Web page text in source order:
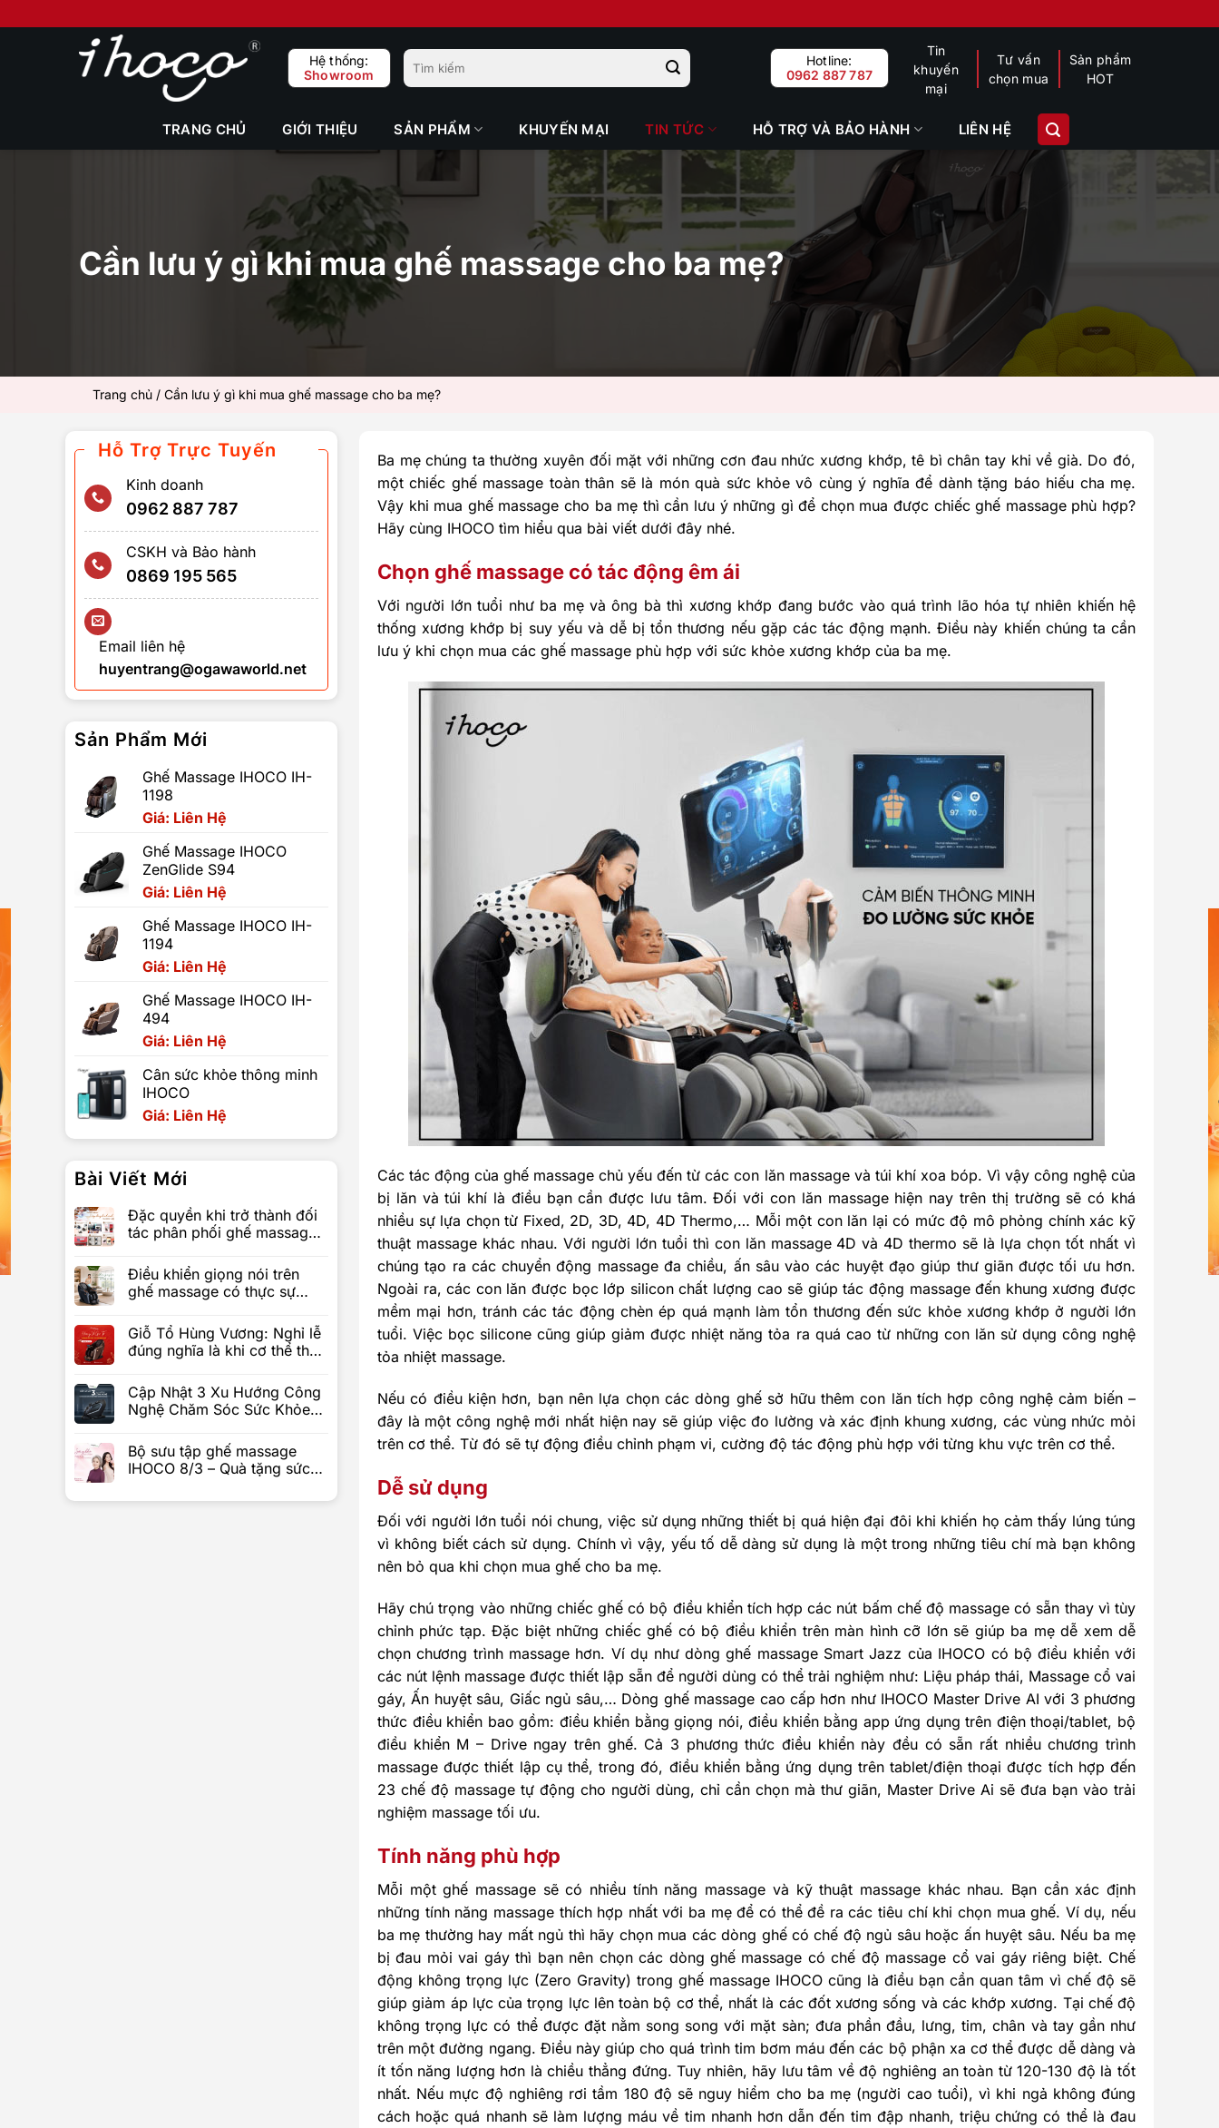
qua
Hệ thống:
Showroom
Tìm
kiếm
cho:
Hotline:
0962 887 787
Tin
khuyến
mại
Tư vấn
chọn mua
Sản phẩm
HOT
TRANG CHỦ GIỚI THIỆU SẢN PHẨM KHUYẾN MẠI TIN TỨC HỖ TRỢ VÀ BẢO HÀNH LIÊN HỆ
Cần lưu ý gì khi mua ghế massage cho ba mẹ?
Trang chủ / Cần lưu ý gì khi mua ghế massage cho ba mẹ?
Hỗ Trợ Trực Tuyến
Kinh doanh
0962 887 787
CSKH và Bảo hành
0869 195 565
Email liên hệ
huyentrang@ogawaworld.net
Sản Phẩm Mới
Ghế Massage IHOCO IH-
1198
Giá: Liên Hệ
Ghế Massage IHOCO
ZenGlide S94
Giá: Liên Hệ
Ghế Massage IHOCO IH-
1194
Giá: Liên Hệ
Ghế Massage IHOCO IH-
494
Giá: Liên Hệ
Cân sức khỏe thông minh
IHOCO
Giá: Liên Hệ
Bài Viết Mới
Đặc quyền khi trở thành đối
tác phân phối ghế massage
Điều khiển giọng nói trên
ghế massage có thực sự
Giỗ Tổ Hùng Vương: Nghỉ lễ
đúng nghĩa là khi cơ thể thực
Cập Nhật 3 Xu Hướng Công
Nghệ Chăm Sóc Sức Khỏe
Massage Trong Tương Lai
Bộ sưu tập ghế massage
IHOCO 8/3 – Quà tặng sức
Ba mẹ chúng ta thường xuyên đối mặt với những cơn đau nhức xương khớp, tê bì chân tay khi về già. Do đó,
một chiếc ghế massage toàn thân sẽ là món quà sức khỏe vô cùng ý nghĩa để dành tặng báo hiếu cha mẹ.
Vậy khi mua ghế massage cho ba mẹ thì cần lưu ý những gì để chọn mua được chiếc ghế massage phù hợp?
Hãy cùng IHOCO tìm hiểu qua bài viết dưới đây nhé.
Chọn ghế massage có tác động êm ái
Với người lớn tuổi như ba mẹ và ông bà thì xương khớp đang bước vào quá trình lão hóa tự nhiên khiến hệ
thống xương khớp bị suy yếu và dễ bị tổn thương nếu gặp các tác động mạnh. Điều này khiến chúng ta cần
lưu ý khi chọn mua các ghế massage phù hợp với sức khỏe xương khớp của ba mẹ.
Các tác động của ghế massage chủ yếu đến từ các con lăn massage và túi khí xoa bóp. Vì vậy công nghệ của
bị lăn và túi khí là điều bạn cần được lưu tâm. Đối với con lăn massage hiện nay trên thị trường sẽ có khá
nhiều sự lựa chọn từ Fixed, 2D, 3D, 4D, 4D Thermo,… Mỗi một con lăn lại có mức độ mô phỏng chính xác kỹ
thuật massage khác nhau. Với người lớn tuổi thì con lăn massage 4D và 4D thermo sẽ là lựa chọn tốt nhất vì
chúng tạo ra các chuyển động massage đa chiều, ấn sâu vào các huyệt đạo giúp thư giãn được tối ưu hơn.
Ngoài ra, các con lăn được bọc lớp silicon chất lượng cao sẽ giúp tác động massage đến khung xương được
mềm mại hơn, tránh các tác động chèn ép quá mạnh làm tổn thương đến sức khỏe xương khớp ở người lớn
tuổi. Việc bọc silicone cũng giúp giảm được nhiệt năng tỏa ra quá cao từ những con lăn sử dụng công nghệ
tỏa nhiệt massage.
Nếu có điều kiện hơn, bạn nên lựa chọn các dòng ghế sở hữu thêm con lăn tích hợp công nghệ cảm biến –
đây là một công nghệ mới nhất hiện nay sẽ giúp việc đo lường và xác định khung xương, các vùng nhức mỏi
trên cơ thể. Từ đó sẽ tự động điều chỉnh phạm vi, cường độ tác động phù hợp với từng khu vực trên cơ thể.
Dễ sử dụng
Đối với người lớn tuổi nói chung, việc sử dụng những thiết bị quá hiện đại đôi khi khiến họ cảm thấy lúng túng
vì không biết cách sử dụng. Chính vì vậy, yếu tố dễ dàng sử dụng là một trong những tiêu chí mà bạn không
nên bỏ qua khi chọn mua ghế cho ba mẹ.
Hãy chú trọng vào những chiếc ghế có bộ điều khiển tích hợp các nút bấm chế độ massage có sẵn thay vì tùy
chỉnh phức tạp. Đặc biệt những chiếc ghế có bộ điều khiển trên màn hình cỡ lớn sẽ giúp ba mẹ dễ xem dễ
chọn chương trình massage hơn. Ví dụ như dòng ghế massage Smart Jazz của IHOCO có bộ điều khiển với
các nút lệnh massage được thiết lập sẵn để người dùng có thể trải nghiệm như: Liệu pháp thái, Massage cổ vai
gáy, Ấn huyệt sâu, Giấc ngủ sâu,… Dòng ghế massage cao cấp hơn như IHOCO Master Drive AI với 3 phương
thức điều khiển bao gồm: điều khiển bằng giọng nói, điều khiển bằng app ứng dụng trên điện thoại/tablet, bộ
điều khiển M – Drive ngay trên ghế. Cả 3 phương thức điều khiển này đều có sẵn rất nhiều chương trình
massage được thiết lập cụ thể, trong đó, điều khiển bằng ứng dụng trên tablet/điện thoại được tích hợp đến
23 chế độ massage tự động cho người dùng, chỉ cần chọn mà thư giãn, Master Drive Ai sẽ đưa bạn vào trải
nghiệm massage tối ưu.
Tính năng phù hợp
Mỗi một ghế massage sẽ có nhiều tính năng massage và kỹ thuật massage khác nhau. Bạn cần xác định
những tính năng massage thích hợp nhất với ba mẹ để có thể đề ra các tiêu chí khi chọn mua ghế. Ví dụ, nếu
ba mẹ thường hay mất ngủ thì hãy chọn mua các dòng ghế có chế độ ngủ sâu hoặc ấn huyệt sâu. Nếu ba mẹ
bị đau mỏi vai gáy thì bạn nên chọn các dòng ghế massage có chế độ massage cổ vai gáy riêng biệt. Chế
động không trọng lực (Zero Gravity) trong ghế massage IHOCO cũng là điều bạn cần quan tâm vì chế độ sẽ
giúp giảm áp lực của trọng lực lên toàn bộ cơ thể, nhất là các đốt xương sống và các khớp xương. Tại chế độ
không trọng lực có thể được đặt nằm song song với mặt sàn; đưa phần đầu, lưng, tim, chân và tay gần như
trên một đường ngang. Điều này giúp cho quá trình tim bơm máu đến các bộ phận xa cơ thể được dễ dàng và
ít tốn năng lượng hơn là chiều thẳng đứng. Tuy nhiên, hãy lưu tâm về độ nghiêng an toàn từ 120-130 độ là tốt
nhất. Nếu mực độ nghiêng rơi tầm 180 độ sẽ nguy hiểm cho ba mẹ (người cao tuổi), vì khi ngả không đúng
cách hoặc quá nhanh sẽ làm lượng máu về tim nhanh hơn dẫn đến tim đập nhanh, triệu chứng có thể là đau